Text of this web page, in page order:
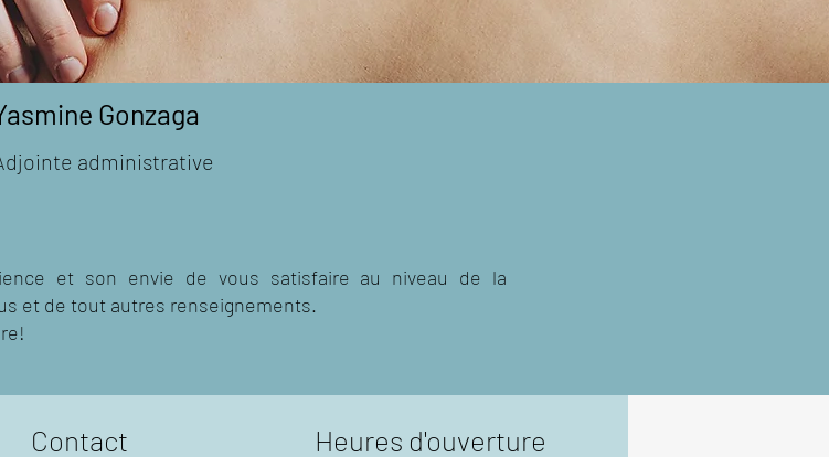
Gonzaga
administrative
et son envie de vous satisfaire au niveau de la
et de tout autres renseignements.
Contact Heures d'ouverture